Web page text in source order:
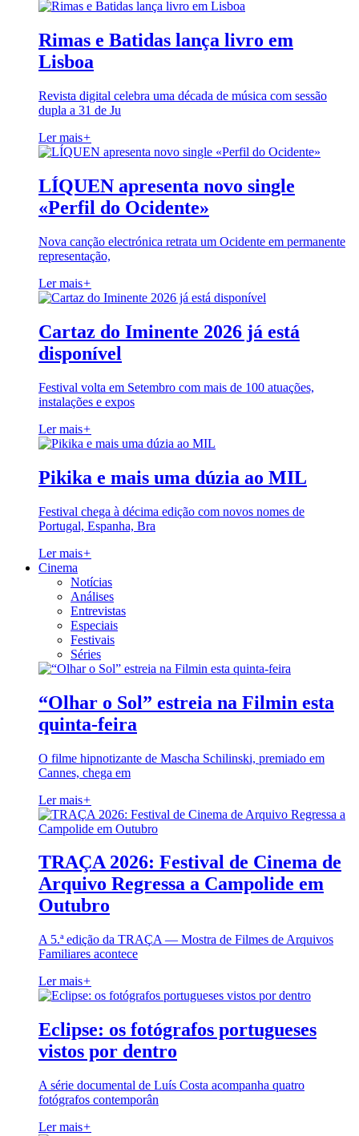
Rimas e Batidas lança livro em
Lisboa
Revista digital celebra uma década de música com sessão
dupla a 31 de Ju
Ler mais+
LÍQUEN apresenta novo single
«Perfil do Ocidente»
Nova canção electrónica retrata um Ocidente em permanente
representação,
Ler mais+
Cartaz do Iminente 2026 já está
disponível
Festival volta em Setembro com mais de 100 atuações,
instalações e expos
Ler mais+
Pikika e mais uma dúzia ao MIL
Festival chega à décima edição com novos nomes de
Portugal, Espanha, Bra
Ler mais+
Cinema
Notícias
Análises
Entrevistas
Especiais
Festivais
Séries
“Olhar o Sol” estreia na Filmin esta
quinta-feira
O filme hipnotizante de Mascha Schilinski, premiado em
Cannes, chega em
Ler mais+
TRAÇA 2026: Festival de Cinema de
Arquivo Regressa a Campolide em
Outubro
A 5.ª edição da TRAÇA — Mostra de Filmes de Arquivos
Familiares acontece
Ler mais+
Eclipse: os fotógrafos portugueses
vistos por dentro
A série documental de Luís Costa acompanha quatro
fotógrafos contemporân
Ler mais+